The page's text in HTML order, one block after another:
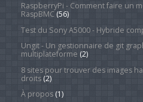
RaspberryPi - Comment faire un
RaspBMC(56)
Test du Sony A5000 - Hybride
Ungit - Un gestionnaire de git
multiplateforme (2)
8 sites pour trouver des images
droits(2)
À propos(1)